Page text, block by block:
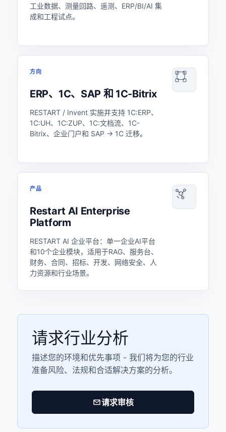
工业数据、测量回路、遥测、ERP/BI/AI 集
成和工程试点。
方向
ERP、1C、SAP 和 1C-Bitrix
RESTART / Invent 实施并支持 1C:ERP、
1C:UH、1C:ZUP、1C:文档流、1C-
Bitrix、企业门户和 SAP → 1C 迁移。
产品
Restart AI Enterprise
Platform
RESTART AI 企业平台：单一企业AI平台
和10个企业模块，适用于RAG、服务台、
财务、合同、招标、开发、网络安全、人
力资源和行业场景。
请求行业分析
描述您的环境和优先事项 - 我们将为您的行业
准备风险、法规和合适解决方案的分析。
请求审核